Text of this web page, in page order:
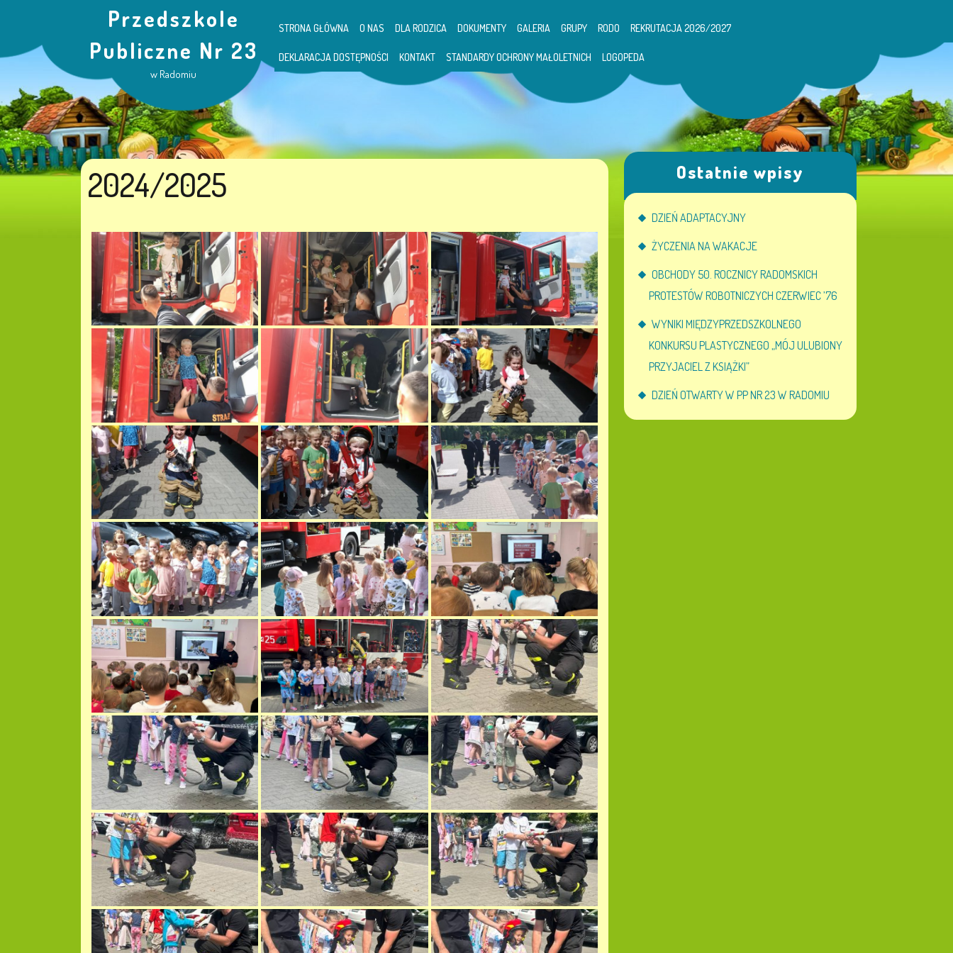
Przedszkole
Publiczne Nr 23
w Radomiu
STRONA GŁÓWNA O NAS DLA RODZICA DOKUMENTY GALERIA GRUPY RODO REKRUTACJA 2026/2027
DEKLARACJA DOSTĘPNOŚCI KONTAKT STANDARDY OCHRONY MAŁOLETNICH LOGOPEDA
2024/2025 Ostatnie wpisy
DZIEŃ ADAPTACYJNY
ŻYCZENIA NA WAKACJE
OBCHODY 50. ROCZNICY RADOMSKICH
PROTESTÓW ROBOTNICZYCH CZERWIEC ’76
WYNIKI MIĘDZYPRZEDSZKOLNEGO
KONKURSU PLASTYCZNEGO „MÓJ ULUBIONY
PRZYJACIEL Z KSIĄŻKI”
DZIEŃ OTWARTY W PP NR 23 W RADOMIU